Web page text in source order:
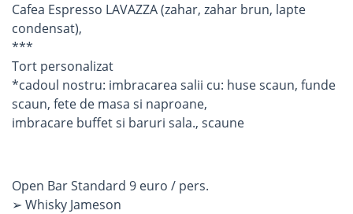
Cafea Espresso LAVAZZA (zahar, zahar brun, lapte
condensat),
***
Tort personalizat
*cadoul nostru: imbracarea salii cu: huse scaun, funde
scaun, fete de masa si naproane,
imbracare buffet si baruri sala., scaune
Open Bar Standard 9 euro / pers.
➢ Whisky Jameson